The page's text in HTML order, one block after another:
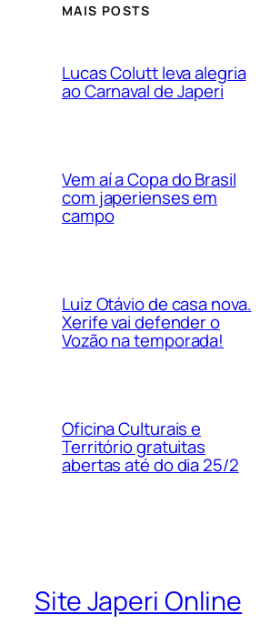
MAIS POSTS
Lucas Colutt leva alegria
ao Carnaval de Japeri
Vem aí a Copa do Brasil
com japerienses em
campo
Luiz Otávio de casa nova.
Xerife vai defender o
Vozão na temporada!
Oficina Culturais e
Território gratuitas
abertas até do dia 25/2
Site Japeri Online